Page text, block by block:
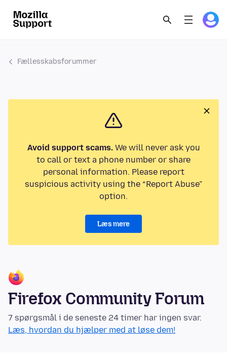
Fællesskabsforummer
Avoid support scams.We will never ask you
to call or text a phone number or share
personal information. Please report
suspicious activity using the “Report Abuse”
option.
Læs mere
Firefox Community Forum
7 spørgsmål i de seneste 24 timer har ingen svar.
Læs, hvordan du hjælper med at løse dem!